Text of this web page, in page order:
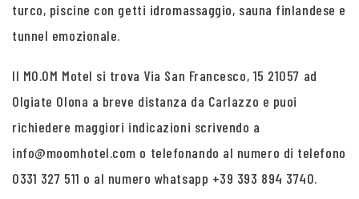
turco, piscine con getti idromassaggio, sauna finlandese e
tunnel emozionale.
Il MO.OM Motel si trova Via San Francesco, 15 21057 ad
Olgiate Olona a breve distanza da Carlazzo e puoi
richiedere maggiori indicazioni scrivendo a
info@moomhotel.com o telefonando al numero di telefono
0331 327 511 o al numero whatsapp +39 393 894 3740.